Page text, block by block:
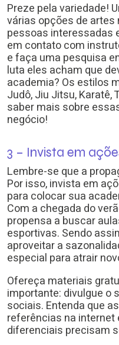
Preze pela variedade!
várias opções de
pessoas interessadas
em contato com
e faça uma pesquisa
luta eles acham que
academia? Os estilos
Judô, Jiu Jitsu, Karatê,
saber mais sobre
negócio!
3 – Invista em
Lembre-se que a
Por isso, invista em
para colocar sua
Com a chegada do
propensa a buscar
esportivas. Sendo
aproveitar a
especial para atrair
Ofereça materiais
importante: divulgue o
sociais. Entenda que
referências na internet
diferenciais precisam